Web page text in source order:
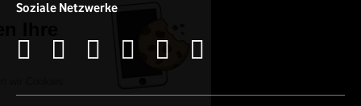
Soziale Netzwerke